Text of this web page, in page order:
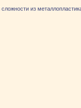
сложности из